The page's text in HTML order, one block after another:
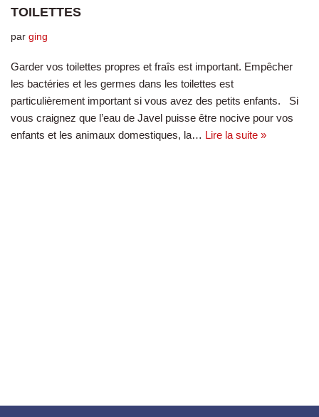
TOILETTES
par ging
Garder vos toilettes propres et fraîs est important. Empêcher
les bactéries et les germes dans les toilettes est
particulièrement important si vous avez des petits enfants. Si
vous craignez que l’eau de Javel puisse être nocive pour vos
enfants et les animaux domestiques, la… Lire la suite »